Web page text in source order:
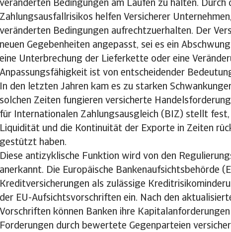
veränderten Bedingungen am Laufen zu halten. Durch
Zahlungsausfallrisikos helfen Versicherer
veränderten Bedingungen aufrechtzuerhalten. Der
neuen Gegebenheiten angepasst, sei es ein
eine Unterbrechung der Lieferkette oder eine
Anpassungsfähigkeit ist von entscheidender
In den letzten Jahren kam es zu starken
solchen Zeiten fungieren versicherte
für Internationalen Zahlungsausgleich (BIZ) stellt
Liquidität und die Kontinuität der Exporte in Zeiten
gestützt haben.
Diese antizyklische Funktion wird von den
anerkannt. Die Europäische Bankenaufsichtsbehörde
Kreditversicherungen als zulässige
der EU-Aufsichtsvorschriften ein. Nach den
Vorschriften können Banken ihre
Forderungen durch bewertete Gegenparteien